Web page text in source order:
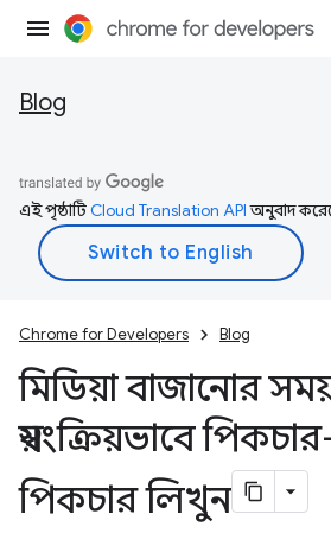
Blog
এই পৃষ্ঠাটিCloud Translation APIঅনুবাদ
Chrome for Developers Blog
মিডিয়া বাজানোর
স্বয়ংক্রিয়ভাবে
পিকচার লিখুন